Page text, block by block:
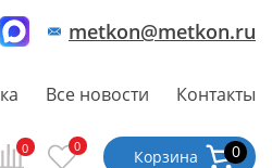
metkon@metkon.ru
Все новости Контакты
0 0 Корзина 0